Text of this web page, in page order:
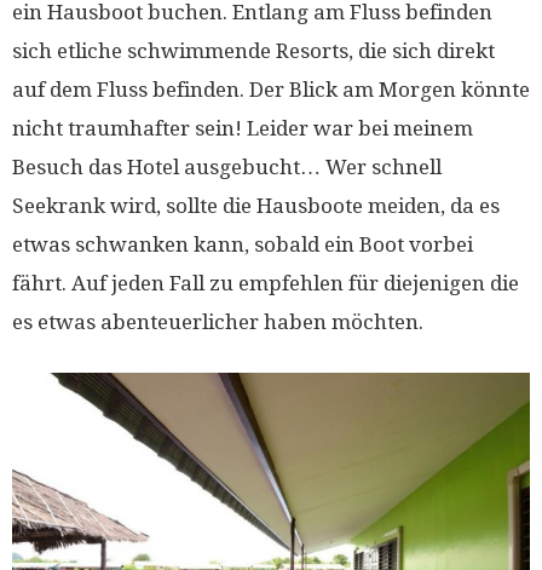
ein Hausboot buchen. Entlang am Fluss befinden
sich etliche schwimmende Resorts, die sich direkt
auf dem Fluss befinden. Der Blick am Morgen könnte
nicht traumhafter sein! Leider war bei meinem
Besuch das Hotel ausgebucht… Wer schnell
Seekrank wird, sollte die Hausboote meiden, da es
etwas schwanken kann, sobald ein Boot vorbei
fährt. Auf jeden Fall zu empfehlen für diejenigen die
es etwas abenteuerlicher haben möchten.